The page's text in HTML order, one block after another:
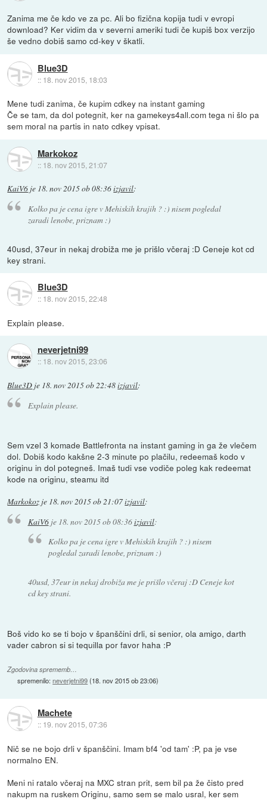
Zanima me če kdo ve za pc. Ali bo fizična kopija tudi v evropi
download? Ker vidim da v severni ameriki tudi če kupiš box verzijo
še vedno dobiš samo cd-key v škatli.
Blue3D
:: 18. nov 2015, 18:03
Mene tudi zanima, če kupim cdkey na instant gaming
Če se tam, da dol potegnit, ker na gamekeys4all.com tega ni šlo pa
sem moral na partis in nato cdkey vpisat.
Markokoz
:: 18. nov 2015, 21:07
KaiV6 je 18. nov 2015 ob 08:36izjavil:
Kolko pa je cena igre v Mehiskih krajih ? :) nisem pogledal
zaradi lenobe, priznam :)
40usd, 37eur in nekaj drobiža me je prišlo včeraj :D Ceneje kot cd
key strani.
Blue3D
:: 18. nov 2015, 22:48
Explain please.
neverjetni99
:: 18. nov 2015, 23:06
Blue3D je 18. nov 2015 ob 22:48izjavil:
Explain please.
Sem vzel 3 komade Battlefronta na instant gaming in ga že vlečem
dol. Dobiš kodo kakšne 2-3 minute po plačilu, redeemaš kodo v
originu in dol potegneš. Imaš tudi vse vodiče poleg kak redeemat
kode na originu, steamu itd
Markokoz je 18. nov 2015 ob 21:07izjavil:
KaiV6je 18. nov 2015 ob 08:36izjavil:
Kolko pa je cena igre v Mehiskih krajih ? :) nisem
pogledal zaradi lenobe, priznam :)
40usd, 37eur in nekaj drobiža me je prišlo včeraj :D Ceneje kot
cd key strani.
Boš vido ko se ti bojo v španščini drli, si senior, ola amigo, darth
vader cabron si si tequilla por favor haha :P
Zgodovina sprememb…
spremenilo:neverjetni99(18. nov 2015 ob 23:06)
Machete
:: 19. nov 2015, 07:36
Nič se ne bojo drli v španščini. Imam bf4 'od tam' :P, pa je vse
normalno EN.
Meni ni ratalo včeraj na MXC stran prit, sem bil pa že čisto pred
nakupm na ruskem Originu, samo sem se malo usral, ker sem